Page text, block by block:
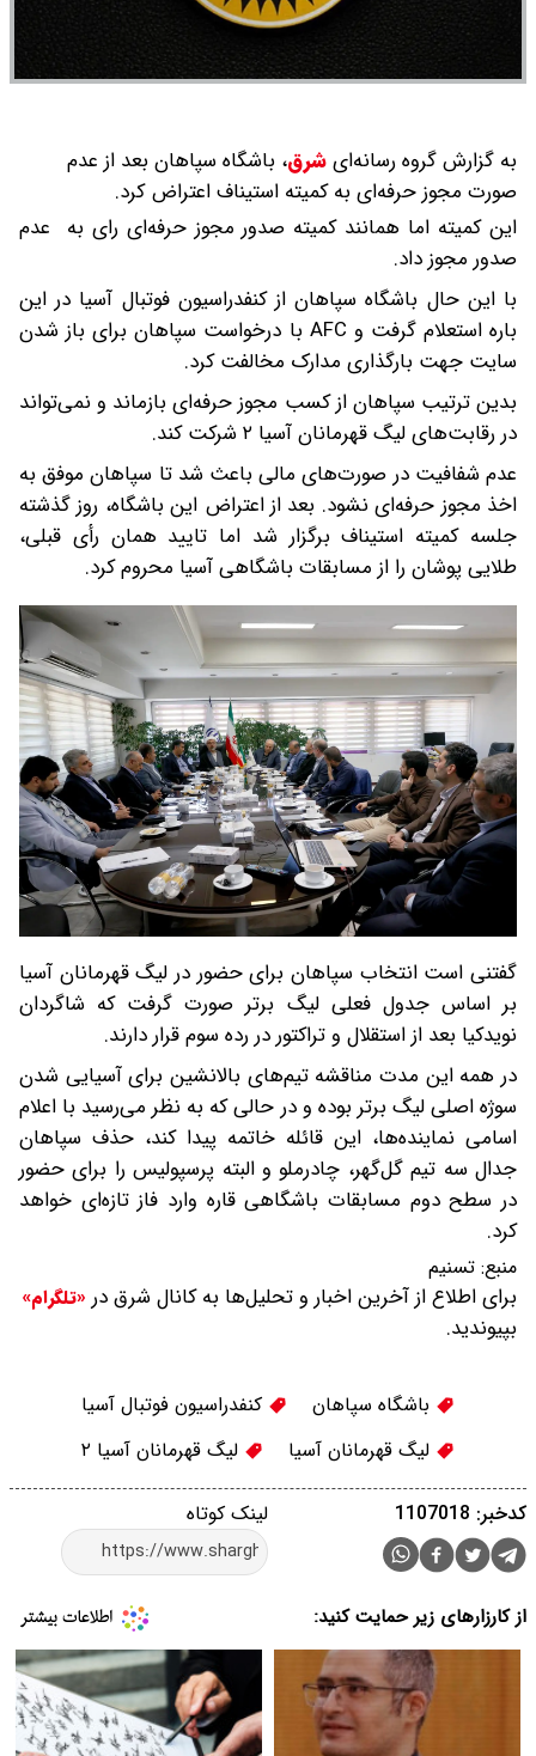
به گزارش گروه رسانه‌ایشرق، باشگاه سپاهان بعد از عدم
صورت مجوز حرفه‌ای به کمیته استیناف اعتراض کرد.
این کمیته اما همانند کمیته صدور مجوز حرفه‌ای رای به عدم
صدور مجوز داد.
با این حال باشگاه سپاهان از کنفدراسیون فوتبال آسیا در این
باره استعلام گرفت و AFC با درخواست سپاهان برای باز شدن
سایت جهت بارگذاری مدارک مخالفت کرد.
بدین ترتیب سپاهان از کسب مجوز حرفه‌ای بازماند و نمی‌تواند
در رقابت‌های لیگ قهرمانان آسیا ٢ شرکت کند.
عدم شفافیت در صورت‌های مالی باعث شد تا سپاهان موفق به
اخذ مجوز حرفه‌ای نشود. بعد از اعتراض این باشگاه، روز گذشته
جلسه کمیته استیناف برگزار شد اما تایید همان رأی قبلی،
طلایی پوشان را از مسابقات باشگاهی آسیا محروم کرد.
گفتنی است انتخاب سپاهان برای حضور در لیگ قهرمانان آسیا
بر اساس جدول فعلی لیگ برتر صورت گرفت که شاگردان
نویدکیا بعد از استقلال و تراکتور در رده سوم قرار دارند.
در همه این‌ مدت مناقشه تیم‌های بالانشین برای آسیایی شدن
سوژه اصلی لیگ برتر بوده و در حالی که به نظر می‌رسید با اعلام
اسامی نماینده‌ها، این قائله خاتمه پیدا کند، حذف سپاهان
جدال سه تیم گل‌گهر، چادرملو و البته پرسپولیس را برای حضور
در سطح دوم مسابقات باشگاهی قاره وارد فاز تازه‌ای خواهد
کرد.
منبع: تسنیم
برای اطلاع از آخرین اخبار و تحلیل‌ها به کانال شرق در «تلگرام»
بپیوندید.
باشگاه سپاهان
کنفدراسیون فوتبال آسیا
لیگ قهرمانان آسیا
لیگ قهرمانان آسیا ۲
لینک کوتاه کدخبر: 1107018
از کارزارهای زیر حمایت کنید: